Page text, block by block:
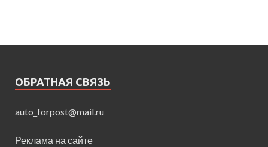
ОБРАТНАЯ СВЯЗЬ
auto_forpost@mail.ru
Реклама на сайте